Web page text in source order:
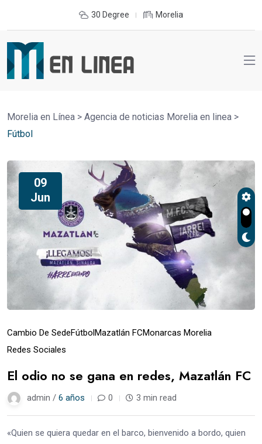
30 Degree Morelia
Morelia en Línea > Agencia de noticias Morelia en linea >
Fútbol
09
Jun
Cambio De SedeFútbolMazatlán FCMonarcas Morelia
Redes Sociales
El odio no se gana en redes, Mazatlán FC
admin / 6 años 0 3 min read
«Quien se quiera quedar en el barco, bienvenido a bordo, quien